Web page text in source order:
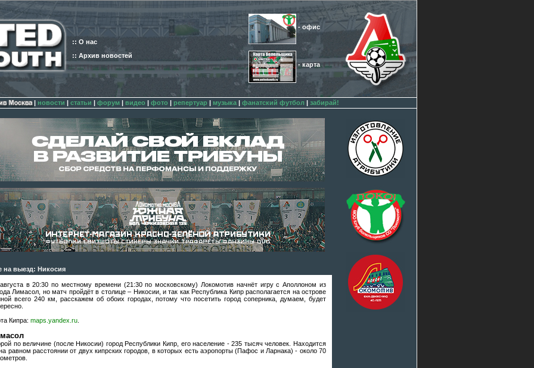
:: О нас
:: Архив новостей
- офис
- карта
| новости | статьи | форум | видео | фото | репертуар | музыка | фанатский футбол | забирай!
на выезд: Никосия
в 20:30 по местному времени (21:30 по московскому) Локомотив начнёт игру с Аполлоном из
Лимасол, но матч пройдёт в столице – Никосии, и так как Республика Кипр располагается на острове
всего 240 км, расскажем об обоих городах, потому что посетить город соперника, думаем, будет
Кипра: maps.yandex.ru
по величине (после Никосии) город Республики Кипр, его население - 235 тысяч человек. Находится
равном расстоянии от двух кипрских городов, в которых есть аэропорты (Пафос и Ларнака) - около 70